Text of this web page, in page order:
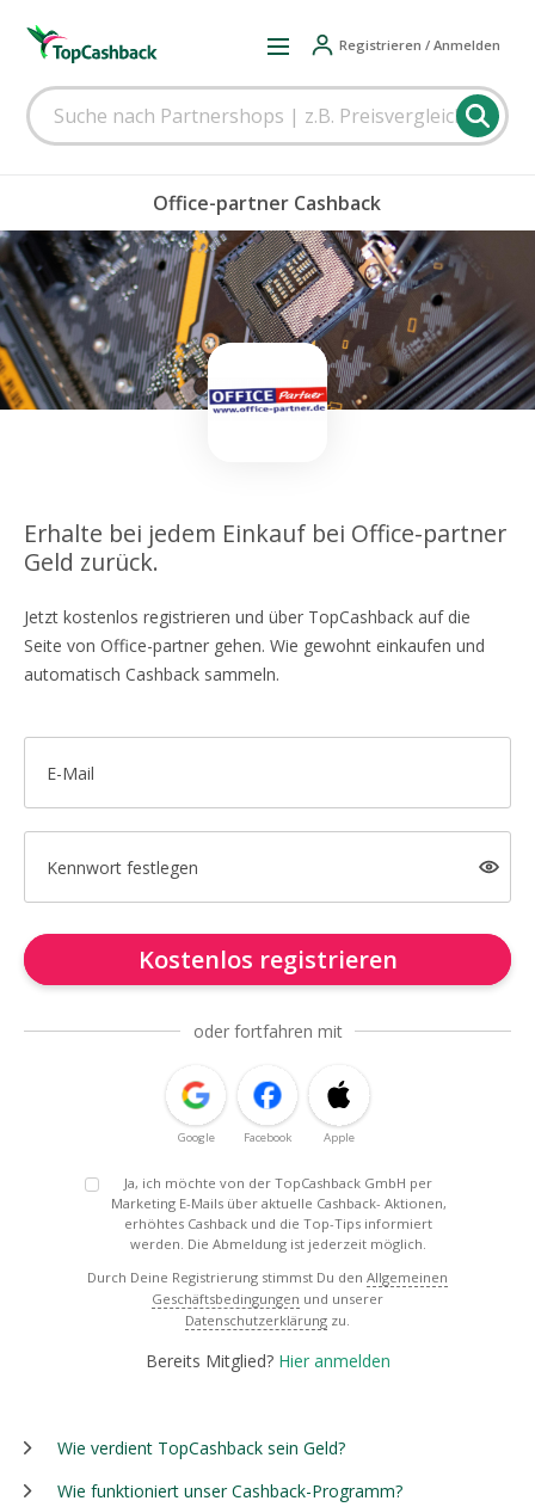
Registrieren / Anmelden
Office-partner Cashback
Erhalte bei jedem Einkauf bei Office-partner
Geld zurück.
Jetzt kostenlos registrieren und über TopCashback auf die
Seite von Office-partner gehen. Wie gewohnt einkaufen und
automatisch Cashback sammeln.
E-Mail
Kennwort festlegen
Kostenlos registrieren
oder fortfahren mit
Google Facebook Apple
Ja, ich möchte von der TopCashback GmbH per
Marketing E-Mails über aktuelle Cashback- Aktionen,
erhöhtes Cashback und die Top-Tips informiert
werden. Die Abmeldung ist jederzeit möglich.
Durch Deine Registrierung stimmst Du den Allgemeinen
Geschäftsbedingungen und unserer
Datenschutzerklärung zu.
Bereits Mitglied? Hier anmelden
Wie verdient TopCashback sein Geld?
Wie funktioniert unser Cashback-Programm?